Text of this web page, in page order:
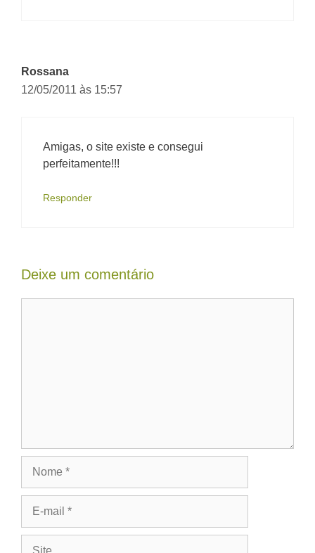
Rossana
12/05/2011 às 15:57
Amigas, o site existe e consegui
perfeitamente!!!
Responder
Deixe um comentário